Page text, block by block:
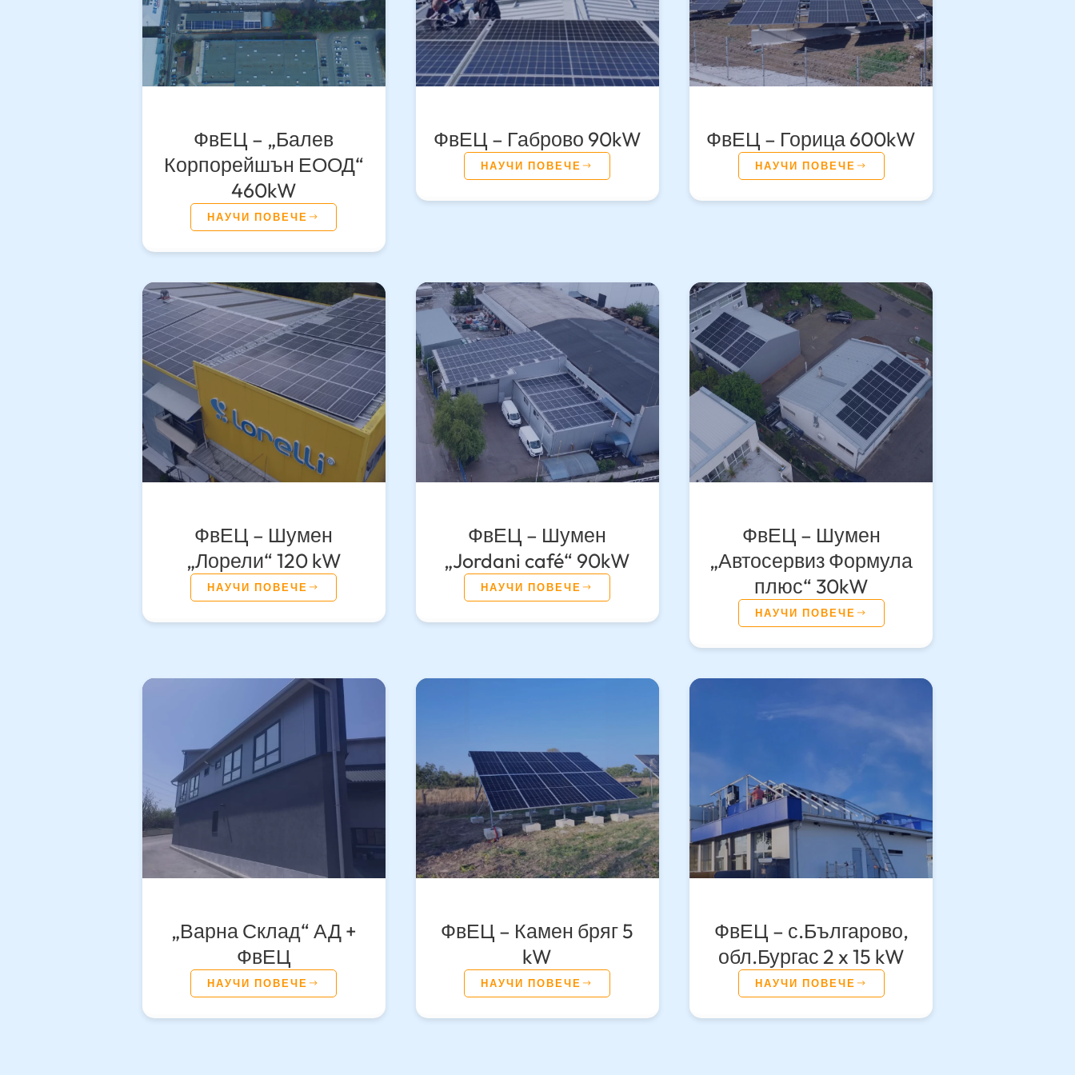
ФвЕЦ – „Балев
Корпорейшън ЕООД“
460kW
НАУЧИ ПОВЕЧЕ
ФвЕЦ – Габрово 90kW
НАУЧИ ПОВЕЧЕ
ФвЕЦ – Горица 600kW
НАУЧИ ПОВЕЧЕ
ФвЕЦ – Шумен
„Лорели“ 120 kW
НАУЧИ ПОВЕЧЕ
ФвЕЦ – Шумен
„Jordani café“ 90kW
НАУЧИ ПОВЕЧЕ
ФвЕЦ – Шумен
„Автосервиз Формула
плюс“ 30kW
НАУЧИ ПОВЕЧЕ
„Варна Склад“ АД +
ФвЕЦ
НАУЧИ ПОВЕЧЕ
ФвЕЦ – Камен бряг 5
kW
НАУЧИ ПОВЕЧЕ
ФвЕЦ – с.Българово,
обл.Бургас 2 x 15 kW
НАУЧИ ПОВЕЧЕ